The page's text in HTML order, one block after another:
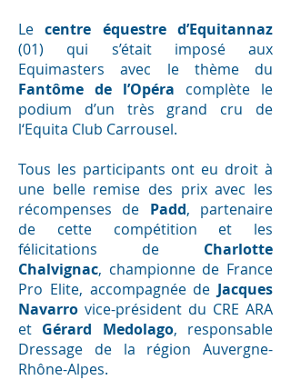
Lecentre équestre d’Equitannaz
(01) qui s’était imposé aux
Equimasters avec le thème du
Fantôme de l’Opéra complète le
podium d’un très grand cru de
l‘Equita Club Carrousel.
Tous les participants ont eu droit à
une belle remise des prix avec les
récompenses de Padd, partenaire
de cette compétition et les
félicitations de Charlotte
Chalvignac, championne de France
Pro Elite, accompagnée de Jacques
Navarro vice-président du CRE ARA
et Gérard Medolago, responsable
Dressage de la région Auvergne-
Rhône-Alpes.